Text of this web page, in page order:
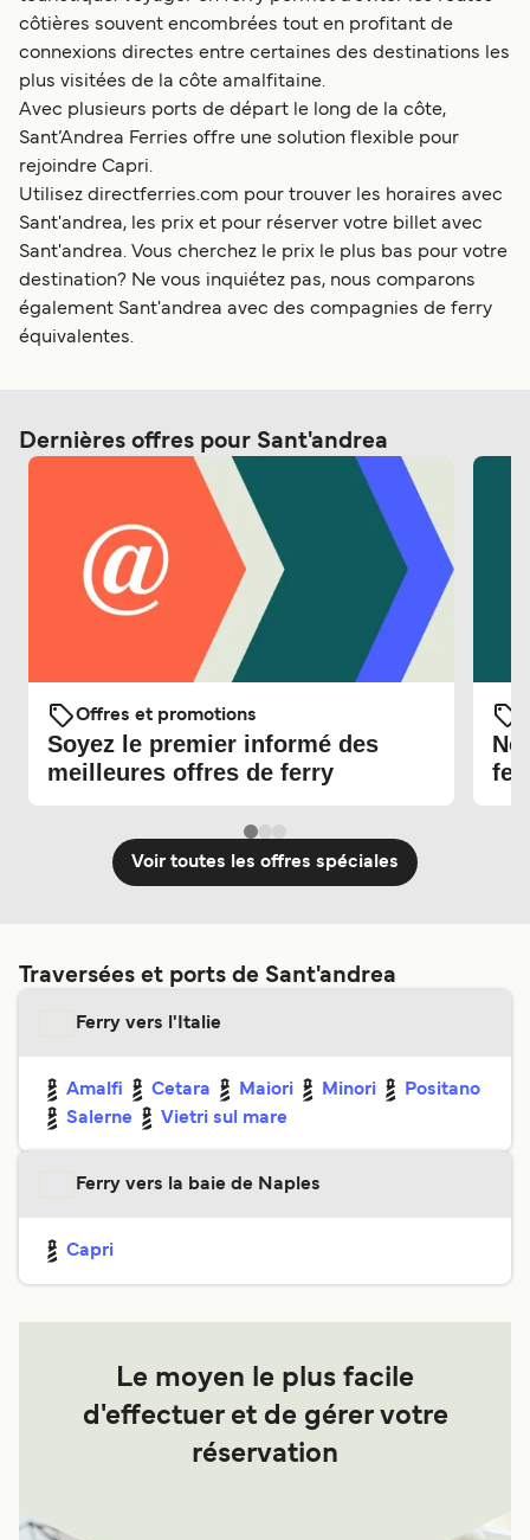
côtières souvent encombrées tout en profitant de
connexions directes entre certaines des destinations les
plus visitées de la côte amalfitaine.
Avec plusieurs ports de départ le long de la côte,
Sant’Andrea Ferries offre une solution flexible pour
rejoindre Capri.
Utilisez directferries.com pour trouver les horaires avec
Sant'andrea, les prix et pour réserver votre billet avec
Sant'andrea. Vous cherchez le prix le plus bas pour votre
destination? Ne vous inquiétez pas, nous comparons
également Sant'andrea avec des compagnies de ferry
équivalentes.
Dernières offres pour Sant'andrea
Offres et promotions
Soyez le premier informé des
meilleures offres de ferry
Voir toutes les offres spéciales
Traversées et ports de Sant'andrea
Ferry vers l'Italie
Amalfi Cetara Maiori Minori
Positano
Salerne
Vietri sul mare
Ferry vers la baie de Naples
Capri
Le moyen le plus facile
d'effectuer et de gérer votre
réservation